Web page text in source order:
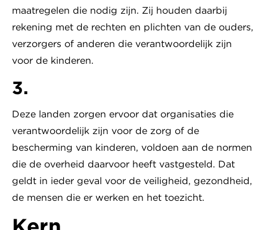
maatregelen die nodig zijn. Zij houden daarbij
rekening met de rechten en plichten van de ouders,
verzorgers of anderen die verantwoordelijk zijn
voor de kinderen.
3.
Deze landen zorgen ervoor dat organisaties die
verantwoordelijk zijn voor de zorg of de
bescherming van kinderen, voldoen aan de normen
die de overheid daarvoor heeft vastgesteld. Dat
geldt in ieder geval voor de veiligheid, gezondheid,
de mensen die er werken en het toezicht.